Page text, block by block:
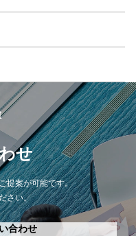
せ
提案が可能です。
さい。
合わせ